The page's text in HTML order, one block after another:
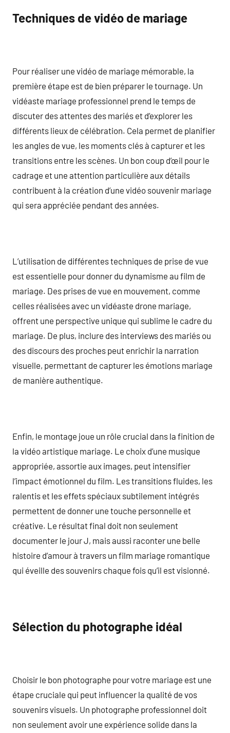
Techniques de vidéo de mariage
Pour réaliser une vidéo de mariage mémorable, la
première étape est de bien préparer le tournage. Un
vidéaste mariage professionnel prend le temps de
discuter des attentes des mariés et d’explorer les
différents lieux de célébration. Cela permet de planifier
les angles de vue, les moments clés à capturer et les
transitions entre les scènes. Un bon coup d’œil pour le
cadrage et une attention particulière aux détails
contribuent à la création d’une vidéo souvenir mariage
qui sera appréciée pendant des années.
L’utilisation de différentes techniques de prise de vue
est essentielle pour donner du dynamisme au film de
mariage. Des prises de vue en mouvement, comme
celles réalisées avec un vidéaste drone mariage,
offrent une perspective unique qui sublime le cadre du
mariage. De plus, inclure des interviews des mariés ou
des discours des proches peut enrichir la narration
visuelle, permettant de capturer les émotions mariage
de manière authentique.
Enfin, le montage joue un rôle crucial dans la finition de
la vidéo artistique mariage. Le choix d’une musique
appropriée, assortie aux images, peut intensifier
l’impact émotionnel du film. Les transitions fluides, les
ralentis et les effets spéciaux subtilement intégrés
permettent de donner une touche personnelle et
créative. Le résultat final doit non seulement
documenter le jour J, mais aussi raconter une belle
histoire d’amour à travers un film mariage romantique
qui éveille des souvenirs chaque fois qu’il est visionné.
Sélection du photographe idéal
Choisir le bon photographe pour votre mariage est une
étape cruciale qui peut influencer la qualité de vos
souvenirs visuels. Un photographe professionnel doit
non seulement avoir une expérience solide dans la